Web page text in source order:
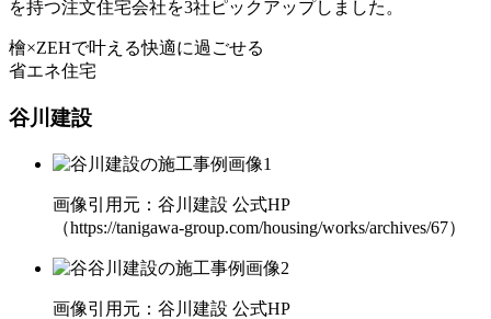
を持つ注文住宅会社を3社ピックアップしました。
檜×ZEHで叶える快適に過ごせる
省エネ住宅
谷川建設
画像引用元：谷川建設 公式HP
（https://tanigawa-group.com/housing/works/archives/67）
画像引用元：谷川建設 公式HP